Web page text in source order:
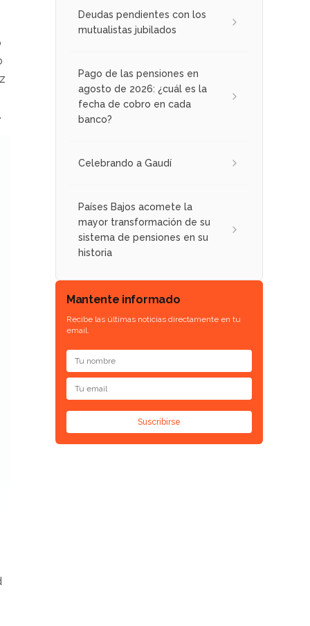
.
Deudas pendientes con los
mutualistas jubilados
Pago de las pensiones en
agosto de 2026: ¿cuál es la
fecha de cobro en cada
banco?
Celebrando a Gaudí
Países Bajos acomete la
mayor transformación de su
sistema de pensiones en su
historia
Mantente informado
Recibe las últimas noticias directamente en tu
email.
Suscribirse